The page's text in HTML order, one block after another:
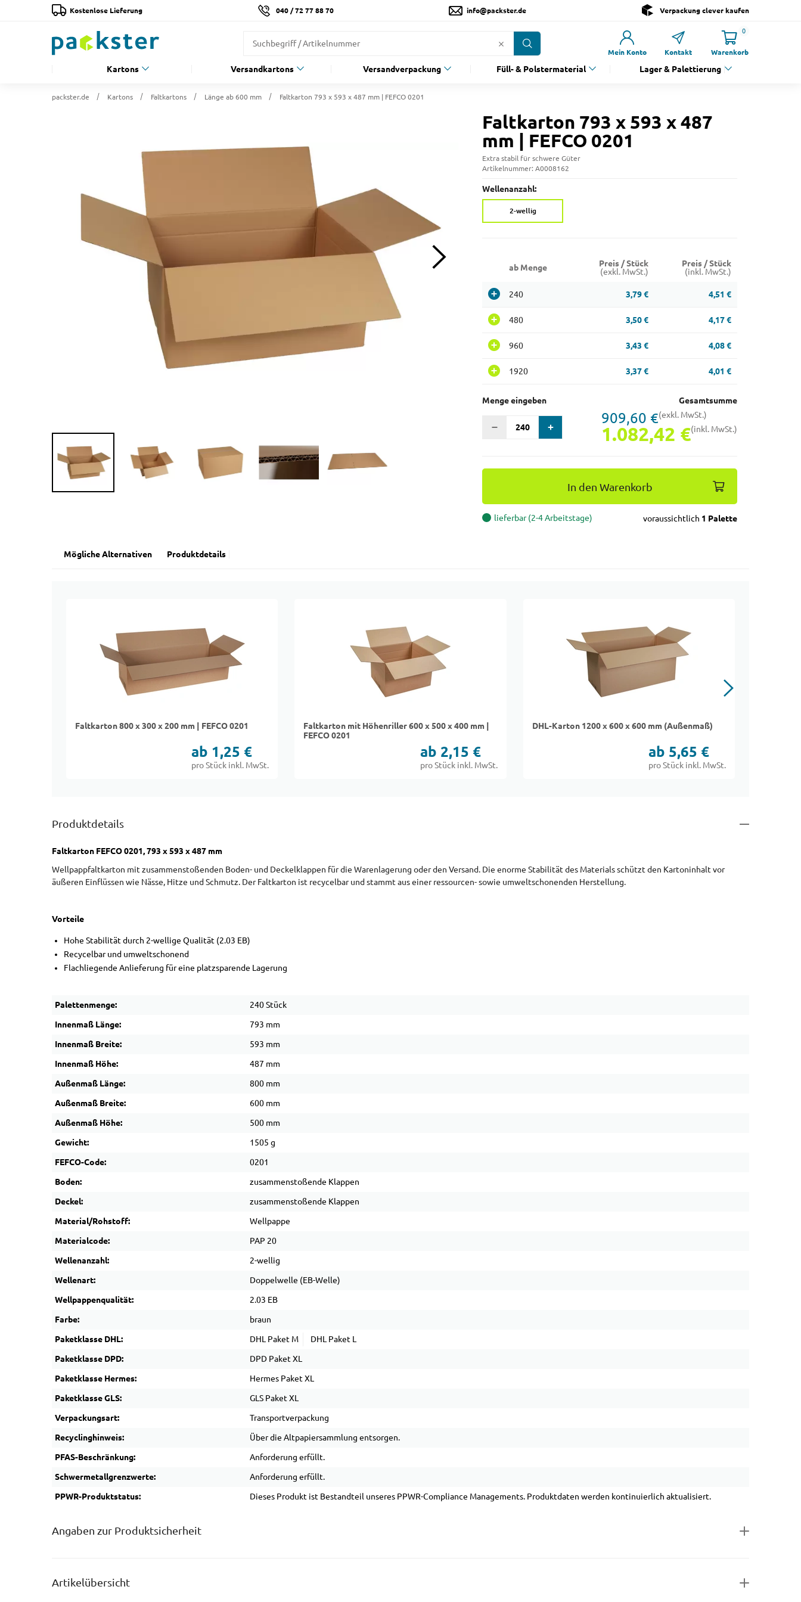
Kostenlose Lieferung 040 / 72 77 88 70 info@packster.de Verpackung clever kaufen
Mein Konto Kontakt
0
Warenkorb
Kartons Versandkartons Versandverpackung Füll- & Polstermaterial Lager & Palettierung
packster.de Kartons Faltkartons Länge ab 600 mm Faltkarton 793 x 593 x 487 mm | FEFCO 0201
Faltkarton 793 x 593 x 487
mm | FEFCO 0201
Extra stabil für schwere Güter
Artikelnummer: A0008162
Wellenanzahl:
2-wellig
ab Menge
Preis / Stück
(exkl. MwSt.)
Preis / Stück
(inkl. MwSt.)
240 3,79 € 4,51 €
480 3,50 € 4,17 €
960 3,43 € 4,08 €
1920 3,37 € 4,01 €
Menge eingeben Gesamtsumme
909,60 €(exkl. MwSt.)
1.082,42 €(inkl. MwSt.)
In den Warenkorb
lieferbar (2-4 Arbeitstage) voraussichtlich 1 Palette
Mögliche Alternativen Produktdetails
Faltkarton 800 x 300 x 200 mm | FEFCO 0201
ab 1,25 €
pro Stück inkl. MwSt.
Faltkarton mit Höhenriller 600 x 500 x 400 mm |
FEFCO 0201
ab 2,15 €
pro Stück inkl. MwSt.
DHL-Karton 1200 x 600 x 600 mm (Außenmaß)
ab 5,65 €
pro Stück inkl. MwSt.
Produktdetails
Faltkarton FEFCO 0201, 793 x 593 x 487 mm
Wellpappfaltkarton mit zusammenstoßenden Boden- und Deckelklappen für die Warenlagerung oder den Versand. Die enorme Stabilität des Materials schützt den Kartoninhalt vor
äußeren Einflüssen wie Nässe, Hitze und Schmutz. Der Faltkarton ist recycelbar und stammt aus einer ressourcen- sowie umweltschonenden Herstellung.
Vorteile
Hohe Stabilität durch 2-wellige Qualität (2.03 EB)
Recycelbar und umweltschonend
Flachliegende Anlieferung für eine platzsparende Lagerung
Palettenmenge: 240 Stück
Innenmaß Länge: 793 mm
Innenmaß Breite: 593 mm
Innenmaß Höhe: 487 mm
Außenmaß Länge: 800 mm
Außenmaß Breite: 600 mm
Außenmaß Höhe: 500 mm
Gewicht: 1505 g
FEFCO-Code: 0201
Boden: zusammenstoßende Klappen
Deckel: zusammenstoßende Klappen
Material/Rohstoff: Wellpappe
Materialcode: PAP 20
Wellenanzahl: 2-wellig
Wellenart: Doppelwelle (EB-Welle)
Wellpappenqualität: 2.03 EB
Farbe: braun
Paketklasse DHL: DHL Paket M DHL Paket L
Paketklasse DPD: DPD Paket XL
Paketklasse Hermes: Hermes Paket XL
Paketklasse GLS: GLS Paket XL
Verpackungsart: Transportverpackung
Recyclinghinweis: Über die Altpapiersammlung entsorgen.
PFAS-Beschränkung: Anforderung erfüllt.
Schwermetallgrenzwerte: Anforderung erfüllt.
PPWR-Produktstatus: Dieses Produkt ist Bestandteil unseres PPWR-Compliance Managements. Produktdaten werden kontinuierlich aktualisiert.
Angaben zur Produktsicherheit
Artikelübersicht